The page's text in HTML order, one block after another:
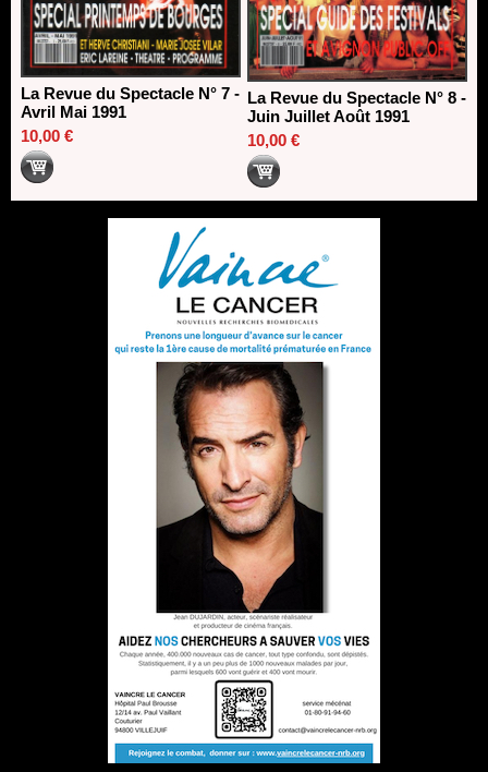
La Revue du Spectacle N° 7 -
Avril Mai 1991
10,00 €
La Revue du Spectacle N° 8 -
Juin Juillet Août 1991
10,00 €